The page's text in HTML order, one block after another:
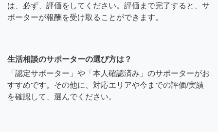
は、必ず、評価をしてください。評価まで完了すると、サ
ポーターが報酬を受け取ることができます。
生活相談のサポーターの選び方は？
「認定サポーター」や「本人確認済み」のサポーターがお
すすめです。その他に、対応エリアや今までの評価/実績
を確認して、選んでください。